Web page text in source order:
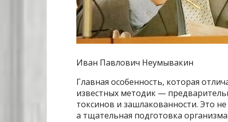
Иван Павлович Неумывакин
Главная особенность, которая
известных методик —
токсинов и зашлакованности. Это
а тщательная подготовка